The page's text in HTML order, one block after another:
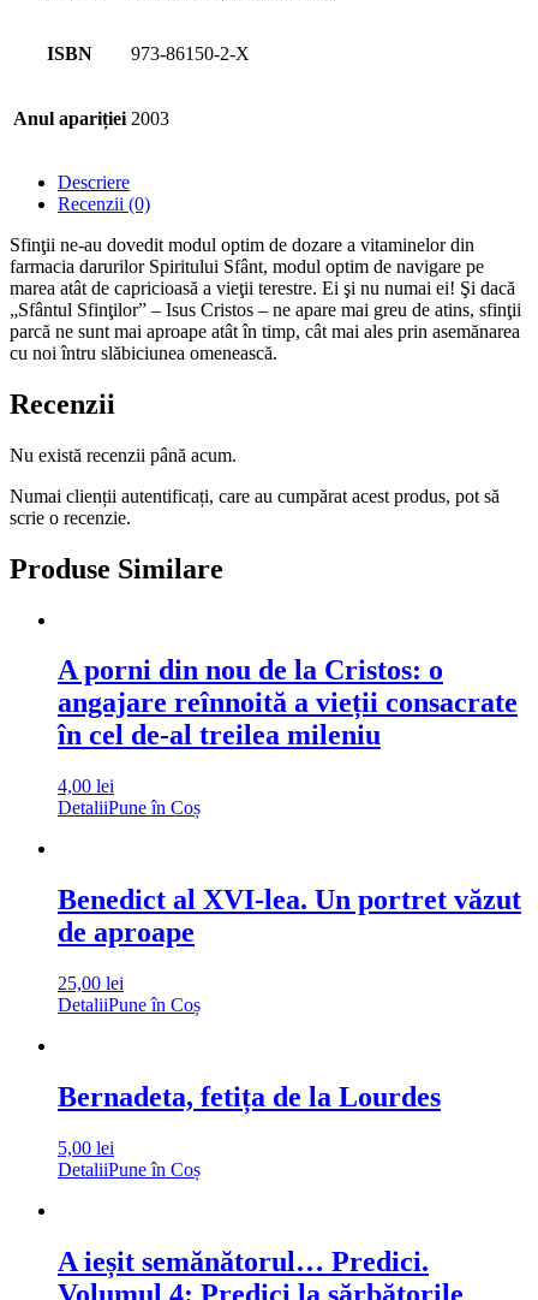
ISBN 973-86150-2-X
Anul apariției 2003
Descriere
Recenzii (0)
Sfinţii ne-au dovedit modul optim de dozare a vitaminelor din
farmacia darurilor Spiritului Sfânt, modul optim de navigare pe
marea atât de capricioasă a vieţii terestre. Ei şi nu numai ei! Şi dacă
„Sfântul Sfinţilor” – Isus Cristos – ne apare mai greu de atins, sfinţii
parcă ne sunt mai aproape atât în timp, cât mai ales prin asemănarea
cu noi întru slăbiciunea omenească.
Recenzii
Nu există recenzii până acum.
Numai clienții autentificați, care au cumpărat acest produs, pot să
scrie o recenzie.
Produse Similare
A porni din nou de la Cristos: o
angajare reînnoită a vieții consacrate
în cel de-al treilea mileniu
4,00 lei
DetaliiPune în Coș
Benedict al XVI-lea. Un portret văzut
de aproape
25,00 lei
DetaliiPune în Coș
Bernadeta, fetița de la Lourdes
5,00 lei
DetaliiPune în Coș
A ieșit semănătorul… Predici.